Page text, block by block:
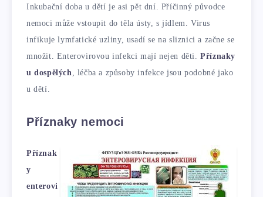
Inkubační doba u dětí je asi pět dní. Příčinný původce
nemoci může vstoupit do těla ústy, s jídlem. Virus
infikuje lymfatické uzliny, usadí se na sliznici a začne se
množit. Enterovirovou infekci mají nejen děti.Příznaky
u dospělých, léčba a způsoby infekce jsou podobné jako
u dětí.
Příznaky nemoci
Příznak
y
enterovi